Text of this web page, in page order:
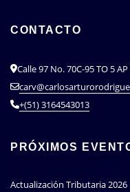
CONTACTO
Calle 97 No. 70C-95 TO 5
+(51) 3164543013
PRÓXIMOS
Actualización Tributaria 2026